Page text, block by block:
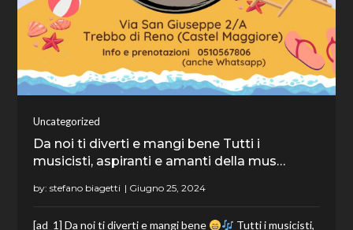
Uncategorized
Da noi ti diverti e mangi bene Tutti i
musicisti, aspiranti e amanti della mus…
by:stefano biagetti
[ad_1] Da noi ti diverti e mangi bene
Tutti i musicisti,